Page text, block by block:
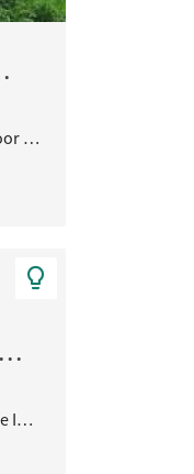
Eikpunt
Enkele bijenkorven met bijenvolkeren voor de in sept. 2026 jubilerende Ecologische Woongemeenschap..
Aanpassen fietsroute Waaijenstein - Imbrexstraat - Terralaan inclusief oversteek busbaan
De fietsroute vanuit Waaijenstein door de Imbrexstraat naar de Terralaan/busbaan is onduidelijk en..